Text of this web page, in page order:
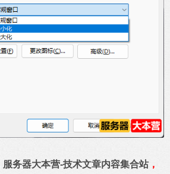
服务器大本营-技术文章内容集合站，